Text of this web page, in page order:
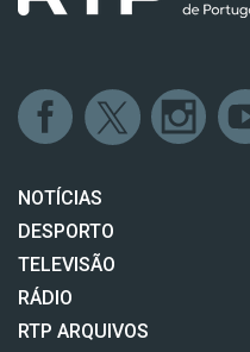
NOTÍCIAS
DESPORTO
TELEVISÃO
RÁDIO
RTP ARQUIVOS